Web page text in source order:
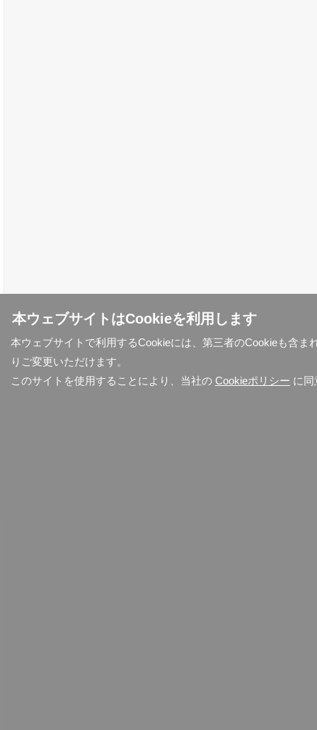
本ウェブサイトはCookieを利用します
本ウェブサイトで利用するCookieには、第三者のCookieも含
りご変更いただけます。
このサイトを使用することにより、当社の Cookieポリシー に